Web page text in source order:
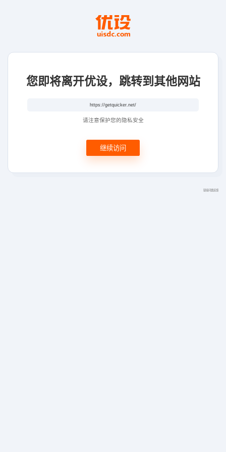
您即将离开优设，跳转到其他网站
请注意保护您的隐私安全
继续访问
链接问题反馈